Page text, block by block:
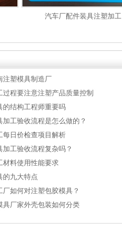
汽车厂配件装具注塑加工
注塑模具制造厂
过程要注意注塑产品质量控制
的结构工程师重要吗
加工验收流程是怎么做的？
每日价检查项目解析
加工验收流程复杂吗？
材料使用性能要求
的九大特点
厂如何对注塑包胶模具？
具厂家外壳包装如何分类